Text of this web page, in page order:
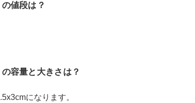
値段は？
容量と大きさは？
になります。